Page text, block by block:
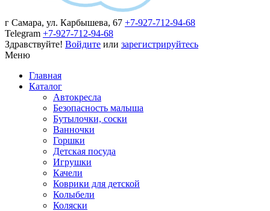
г Самара, ул. Карбышева, 67 +7-927-712-94-68
Telegram +7-927-712-94-68
Здравствуйте! Войдите или зарегистрируйтесь
Меню
Главная
Каталог
Автокресла
Безопасность малыша
Бутылочки, соски
Ванночки
Горшки
Детская посуда
Игрушки
Качели
Коврики для детской
Колыбели
Коляски